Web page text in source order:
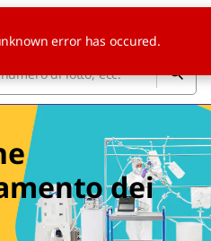
dei
error has occured.